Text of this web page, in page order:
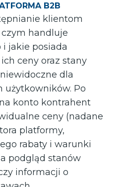
B2B
klientom
handluje
jakie posiada
ceny oraz stany
dla
użytkowników. Po
konto kontrahent
ceny (nadane
platformy,
rabaty i warunki
podgląd stanów
informacji o